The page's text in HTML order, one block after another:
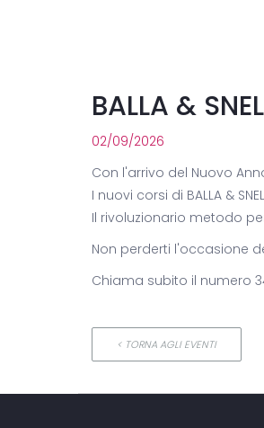
BALLA &
02/09/2026
Con l'arrivo del Nuovo
I nuovi corsi di BALLA &
Il rivoluzionario metodo
Non perderti l'occasione
Chiama subito il numero
< TORNA AGLI EVENTI